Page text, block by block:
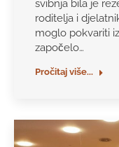
svibnja bila je
roditelja i
moglo pokvariti
započelo…
Pročitaj više...